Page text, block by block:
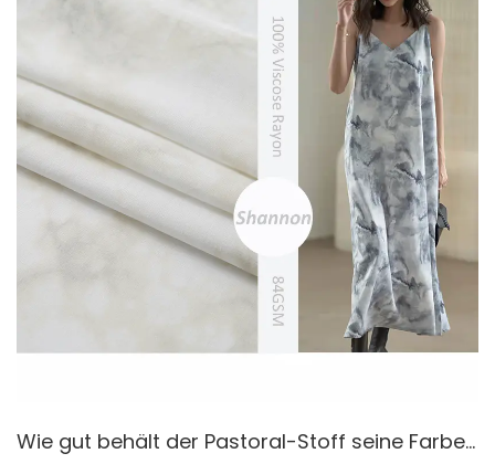
Wie gut behält der Pastoral-Stoff seine Farbe im Laufe der Zeit?